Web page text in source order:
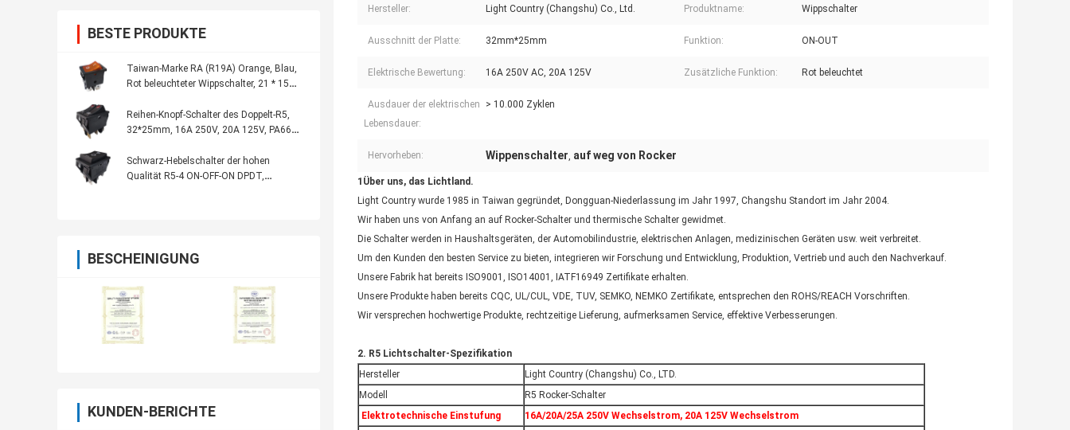
BESTE PRODUKTE
Taiwan-Marke RA (R19A) Orange, Blau,
Rot beleuchteter Wippschalter, 21 * 15
Reihen-Knopf-Schalter des Doppelt-R5,
32*25mm, 16A 250V, 20A 125V, PA66
Schwarz-Hebelschalter der hohen
Qualität R5-4 ON-OFF-ON DPDT,
BESCHEINIGUNG
KUNDEN-BERICHTE
Hersteller: Light Country (Changshu) Co., Ltd. Produktname: Wippschalter
Ausschnitt der Platte: 32mm*25mm Funktion: ON-OUT
Elektrische Bewertung: 16A 250V AC, 20A 125V Zusätzliche Funktion: Rot beleuchtet
Ausdauer der elektrischen
Lebensdauer:
> 10.000 Zyklen
Hervorheben: Wippenschalter, auf weg von Rocker
1Über uns, das Lichtland.
Light Country wurde 1985 in Taiwan gegründet, Dongguan-Niederlassung im Jahr 1997, Changshu Standort im Jahr 2004.
Wir haben uns von Anfang an auf Rocker-Schalter und thermische Schalter gewidmet.
Die Schalter werden in Haushaltsgeräten, der Automobilindustrie, elektrischen Anlagen, medizinischen Geräten usw. weit verbreitet.
Um den Kunden den besten Service zu bieten, integrieren wir Forschung und Entwicklung, Produktion, Vertrieb und auch den Nachverkauf.
Unsere Fabrik hat bereits ISO9001, ISO14001, IATF16949 Zertifikate erhalten.
Unsere Produkte haben bereits CQC, UL/CUL, VDE, TUV, SEMKO, NEMKO Zertifikate, entsprechen den ROHS/REACH Vorschriften.
Wir versprechen hochwertige Produkte, rechtzeitige Lieferung, aufmerksamen Service, effektive Verbesserungen.
2. R5 Lichtschalter-Spezifikation
Hersteller
Light Country (Changshu) Co., LTD.
Modell
R5 Rocker-Schalter
Elektrotechnische Einstufung
16A/20A/25A 250V Wechselstrom, 20A 125V Wechselstrom